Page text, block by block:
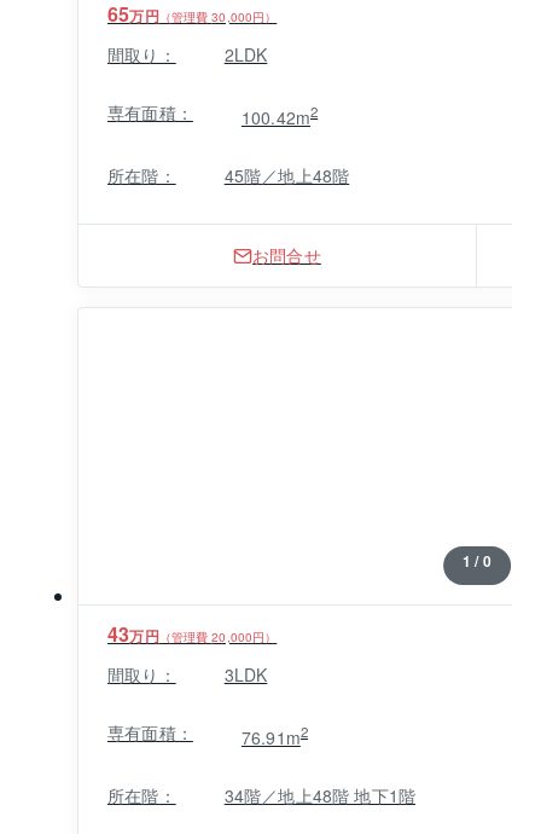
65万円 （管理費30,000円）
間取り： 2LDK
専有面積： 100.42m2
所在階： 45階／地上48階
お問合せ
1 / 0
43万円 （管理費20,000円）
間取り： 3LDK
専有面積： 76.91m2
所在階： 34階／地上48階 地下1階